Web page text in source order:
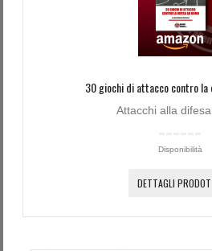
30 giochi di attacco contro la
Attacchi alla
Disponibilità
DETTAGLI